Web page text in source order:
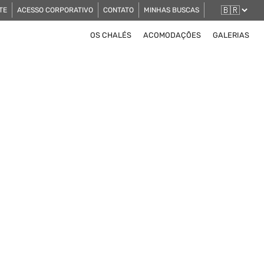
ACESSO CORPORATIVO CONTATO MINHAS BUSCAS
OS CHALÉS ACOMODAÇÕES GALERIAS